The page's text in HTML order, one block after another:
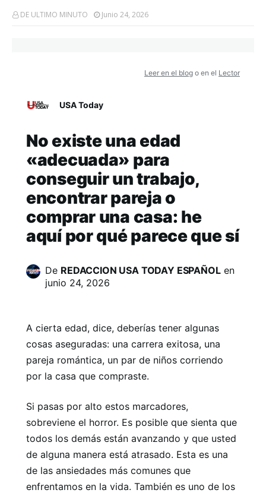
DE ULTIMO MINUTO Junio 24, 2026
Leer en el blog o en el Lector
USA Today
No existe una edad
«adecuada» para
conseguir un trabajo,
encontrar pareja o
comprar una casa: he
aquí por qué parece que sí
De REDACCION USA TODAY ESPAÑOLen
junio 24, 2026
A cierta edad, dice, deberías tener algunas
cosas aseguradas: una carrera exitosa, una
pareja romántica, un par de niños corriendo
por la casa que compraste.
Si pasas por alto estos marcadores,
sobreviene el horror. Es posible que sienta que
todos los demás están avanzando y que usted
de alguna manera está atrasado. Esta es una
de las ansiedades más comunes que
enfrentamos en la vida. También es uno de los